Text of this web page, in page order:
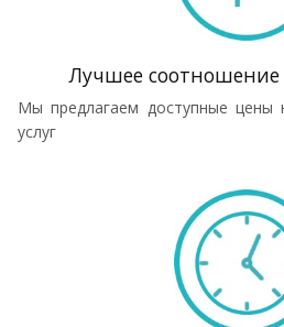
Лучшее соотношение
Мы предлагаем доступные цены
услуг